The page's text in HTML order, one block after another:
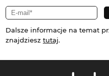
Dalsze informacje na temat
znajdziesz tutaj.